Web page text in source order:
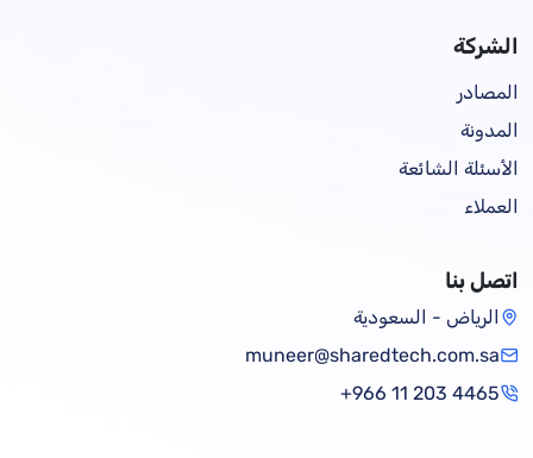
الشركة
المصادر
المدونة
الأسئلة الشائعة
العملاء
اتصل بنا
الرياض - السعودية
muneer@sharedtech.com.sa
+966 11 203 4465